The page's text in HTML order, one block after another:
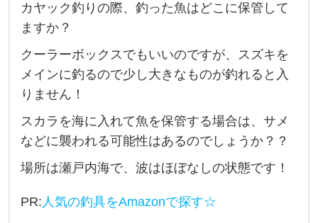
カ
ヤ
ッ
ク
釣
り
の
際
釣
カヤック釣りの際、釣った魚はどこに保管して
ますか？
クーラーボックスでもいいのですが、スズキを
メインに釣るので少し大きなものが釣れると入
りません！
スカラを海に入れて魚を保管する場合は、サメ
などに襲われる可能性はあるのでしょうか？？
場所は瀬戸内海で、波はほぼなしの状態です！
PR: 人気の釣具をAmazonで探す☆